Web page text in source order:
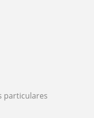
particulares